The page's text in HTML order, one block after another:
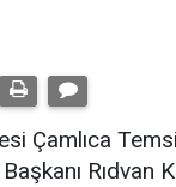
Çamlıca
Rıdvan